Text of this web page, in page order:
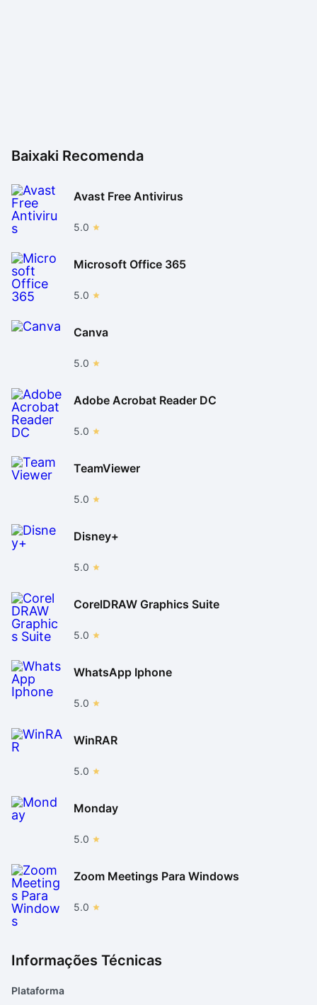
Baixaki Recomenda
Avast Free Antivirus
5.0
Microsoft Office 365
5.0
Canva
5.0
Adobe Acrobat Reader DC
5.0
TeamViewer
5.0
Disney+
5.0
CorelDRAW Graphics Suite
5.0
WhatsApp Iphone
5.0
WinRAR
5.0
Monday
5.0
Zoom Meetings Para Windows
5.0
Informações Técnicas
Plataforma